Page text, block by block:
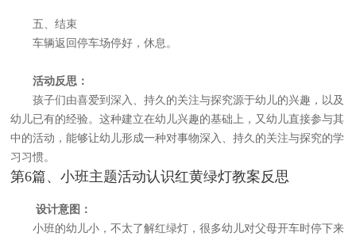
五、结束
车辆返回停车场停好，休息。
活动反思：
孩子们由喜爱到深入、持久的关注与探究源于幼儿的兴趣，以及
幼儿已有的经验。这种建立在幼儿兴趣的基础上，又幼儿直接参与其
中的活动，能够让幼儿形成一种对事物深入、持久的关注与探究的学
习习惯。
第6篇、小班主题活动认识红黄绿灯教案反思
设计意图：
小班的幼儿小，不太了解红绿灯，很多幼儿对父母开车时停下来